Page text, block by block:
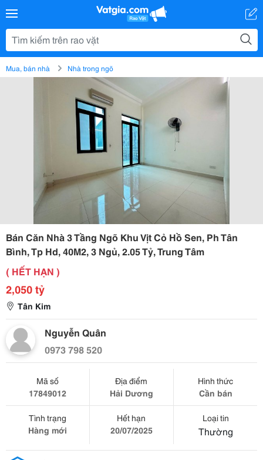
Mua, bán nhà Nhà trong ngõ
Bán Căn Nhà 3 Tầng Ngõ Khu Vịt Cỏ Hồ Sen, Ph Tân
Bình, Tp Hd, 40M2, 3 Ngủ, 2.05 Tỷ, Trung Tâm
( HẾT HẠN )
2,050 tỷ
Tân Kim
Nguyễn Quân
0973 798 520
Mã số
17849012
Địa điểm
Hải Dương
Hình thức
Cần bán
Tình trạng
Hàng mới
Hết hạn
20/07/2025
Loại tin
Thường